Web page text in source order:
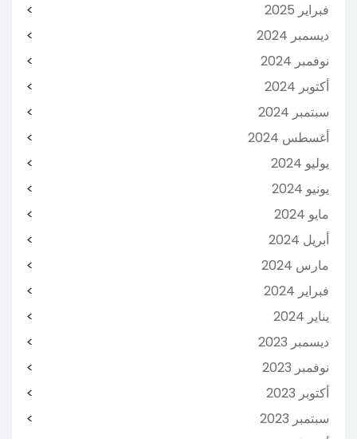
فبراير 2025
ديسمبر 2024
نوفمبر 2024
أكتوبر 2024
سبتمبر 2024
أغسطس 2024
يوليو 2024
يونيو 2024
مايو 2024
أبريل 2024
مارس 2024
فبراير 2024
يناير 2024
ديسمبر 2023
نوفمبر 2023
أكتوبر 2023
سبتمبر 2023